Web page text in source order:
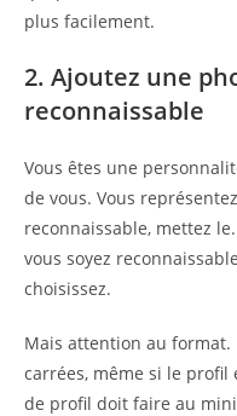
plus facilement.
2. Ajoutez une
reconnaissable
Vous êtes une
de vous. Vous
reconnaissable, mettez
vous soyez
choisissez.
Mais attention au format.
carrées, même si le
de profil doit faire au